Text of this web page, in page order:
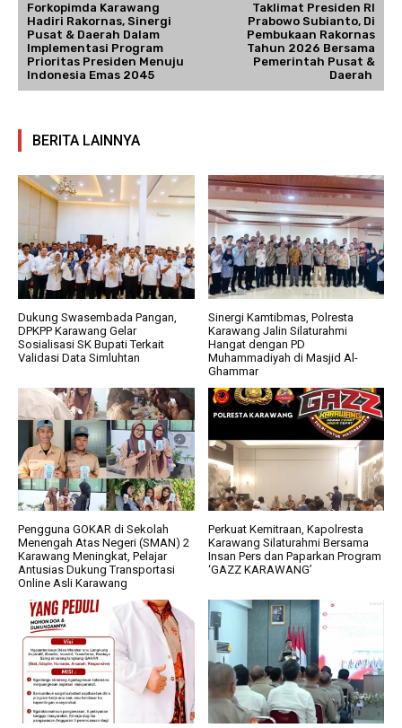
Forkopimda Karawang
Hadiri Rakornas, Sinergi
Pusat & Daerah Dalam
Implementasi Program
Prioritas Presiden Menuju
Indonesia Emas 2045
Taklimat Presiden RI
Prabowo Subianto, Di
Pembukaan Rakornas
Tahun 2026 Bersama
Pemerintah Pusat &
Daerah
BERITA LAINNYA
Dukung Swasembada Pangan,
DPKPP Karawang Gelar
Sosialisasi SK Bupati Terkait
Validasi Data Simluhtan
Sinergi Kamtibmas, Polresta
Karawang Jalin Silaturahmi
Hangat dengan PD
Muhammadiyah di Masjid Al-
Ghammar
Pengguna GOKAR di Sekolah
Menengah Atas Negeri (SMAN) 2
Karawang Meningkat, Pelajar
Antusias Dukung Transportasi
Online Asli Karawang
Perkuat Kemitraan, Kapolresta
Karawang Silaturahmi Bersama
Insan Pers dan Paparkan Program
‘GAZZ KARAWANG’